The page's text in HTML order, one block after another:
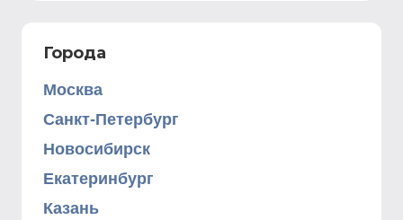
Города
Москва
Санкт-Петербург
Новосибирск
Екатеринбург
Казань